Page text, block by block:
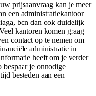
prijsaanvraag kan je meer
een administratiekantoor
ben dan ook duidelijk
kantoren komen graag
contact op te nemen om
administratie in
heeft om je verder
bespaar je onnodige
besteden aan een